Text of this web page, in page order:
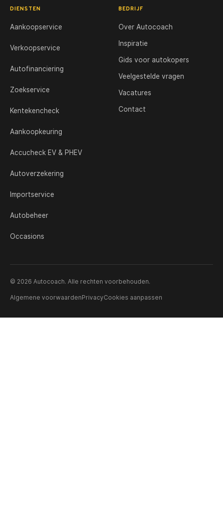
DIENSTEN
Aankoopservice
Verkoopservice
Autofinanciering
Zoekservice
Kentekencheck
Aankoopkeuring
Accucheck EV & PHEV
Autoverzekering
Importservice
Autobeheer
Occasions
BEDRIJF
Over Autocoach
Inspiratie
Gids voor autokopers
Veelgestelde vragen
Vacatures
Contact
© 2026 Autocoach. Alle rechten voorbehouden.
Algemene voorwaardenPrivacyCookies aanpassen